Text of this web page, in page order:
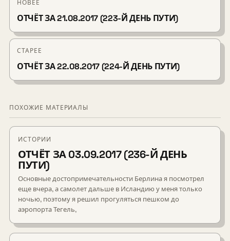
НОВЕЕ
ОТЧЁТ ЗА 21.08.2017 (223-Й ДЕНЬ ПУТИ)
СТАРЕЕ
ОТЧЁТ ЗА 22.08.2017 (224-Й ДЕНЬ ПУТИ)
ПОХОЖИЕ МАТЕРИАЛЫ
ИСТОРИИ
ОТЧЁТ ЗА 03.09.2017 (236-Й ДЕНЬ
ПУТИ)
Основные достопримечательности Берлина я посмотрел
еще вчера, а самолет дальше в Исландию у меня только
ночью, поэтому я решил прогуляться пешком до
аэропорта Тегель,